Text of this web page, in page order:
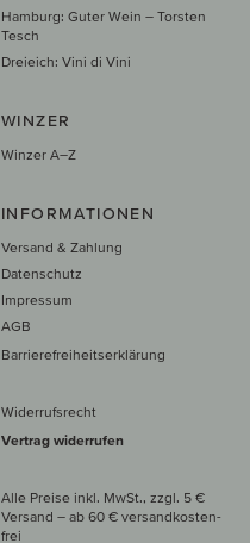
Hamburg: Guter Wein – Torsten
Tesch
Dreieich: Vini di Vini
WINZER
Winzer A–Z
INFORMATIONEN
Versand & Zahlung
Datenschutz
Impressum
AGB
Barrierefreiheitserklärung
Widerrufsrecht
Vertrag widerrufen
Alle Preise inkl. MwSt., zzgl. 5 €
Versand – ab 60 € versand­kosten­
frei